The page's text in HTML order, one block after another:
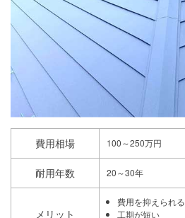
費用相場 100～250万円
耐用年数 20～30年
メリット
費用を抑えられる
工期が短い